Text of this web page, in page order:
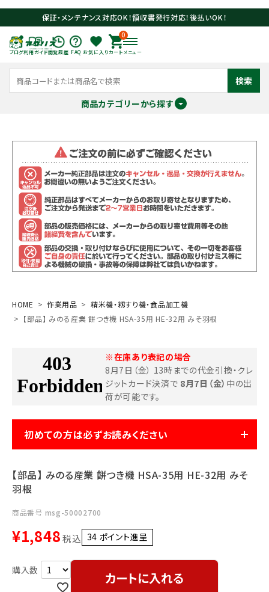
保証・メンテナンス対応OK！領収書発行対応！後払いOK！
ブログ利用ガイド閲覧履歴 FAQ お気に入り
0
カート メニュー
検索
商品カテゴリーから探す
ログイン person 会員登録
search
閲覧履歴一覧
農業機械
農業資材
作業用品
補修部品
レンタル
ブログ
利用ガイド FAQ
HOME 作業用品
精米機・籾すり機・食品加工機
【部品】 みのる産業 餅つき機 HSA-35用 HE-32用 みそ羽根
※在庫あり表記の場合
8月7日（金） 13時までの代金引換・クレ
ジットカード決済で 8月7日（金） 中の出
荷が可能です。
初めての方は必ずお読みください
【部品】 みのる産業 餅つき機 HSA-35用 HE-32用 みそ
羽根
商品番号 msg-50002700
¥1,848 税込 34 ポイント進呈 ]
カートに入れる